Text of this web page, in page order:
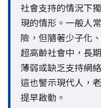
社會支持的情況下
現的情形。一般人
險，但隨著少子化
超高齡社會中，長
薄弱或缺乏支持網
這也警示現代人，
提早啟動。